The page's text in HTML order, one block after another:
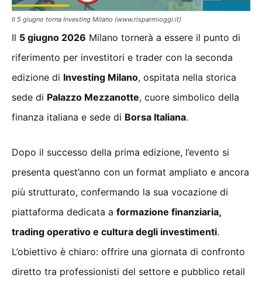
Il 5 giugno torna Investing Milano (www.risparmioggi.it)
Il 5 giugno 2026 Milano tornerà a essere il punto di
riferimento per investitori e trader con la seconda
edizione di Investing Milano, ospitata nella storica
sede di Palazzo Mezzanotte, cuore simbolico della
finanza italiana e sede di Borsa Italiana.
Dopo il successo della prima edizione, l’evento si
presenta quest’anno con un format ampliato e ancora
più strutturato, confermando la sua vocazione di
piattaforma dedicata a formazione finanziaria,
trading operativo e cultura degli investimenti.
L’obiettivo è chiaro: offrire una giornata di confronto
diretto tra professionisti del settore e pubblico retail